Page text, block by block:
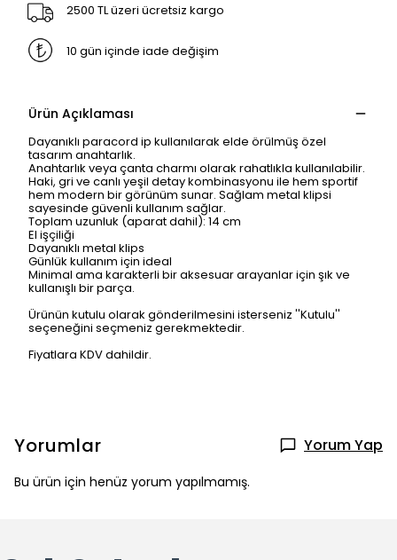
2500 TL üzeri ücretsiz kargo
10 gün içinde iade değişim
Ürün Açıklaması
Dayanıklı paracord ip kullanılarak elde örülmüş özel
tasarım anahtarlık.
Anahtarlık veya çanta charmı olarak rahatlıkla kullanılabilir.
Haki, gri ve canlı yeşil detay kombinasyonu ile hem sportif
hem modern bir görünüm sunar. Sağlam metal klipsi
sayesinde güvenli kullanım sağlar.
Toplam uzunluk (aparat dahil): 14 cm
El işçiliği
Dayanıklı metal klips
Günlük kullanım için ideal
Minimal ama karakterli bir aksesuar arayanlar için şık ve
kullanışlı bir parça.
Ürünün kutulu olarak gönderilmesini isterseniz ''Kutulu''
seçeneğini seçmeniz gerekmektedir.
Fiyatlara KDV dahildir.
Yorumlar Yorum Yap
Bu ürün için henüz yorum yapılmamış.